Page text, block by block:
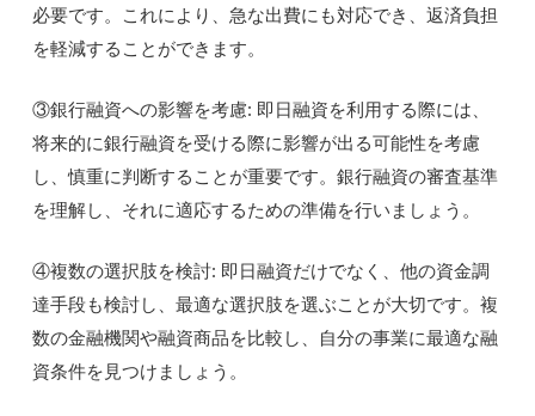
必要です。これにより、急な出費にも対応でき、返済負担
を軽減することができます。
③銀行融資への影響を考慮: 即日融資を利用する際には、
将来的に銀行融資を受ける際に影響が出る可能性を考慮
し、慎重に判断することが重要です。銀行融資の審査基準
を理解し、それに適応するための準備を行いましょう。
④複数の選択肢を検討: 即日融資だけでなく、他の資金調
達手段も検討し、最適な選択肢を選ぶことが大切です。複
数の金融機関や融資商品を比較し、自分の事業に最適な融
資条件を見つけましょう。